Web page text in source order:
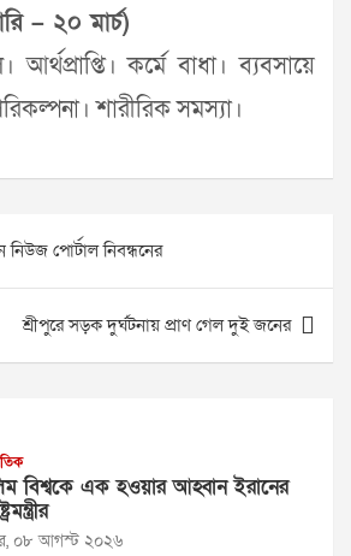
– ২০ মার্চ)
কর্মে বাধা। ব্যবসায়ে
শারীরিক সমস্যা।
পোর্টাল নিবন্ধনের
শ্রীপুরে সড়ক দুর্ঘটনায় প্রাণ গেল দুই জনের
বিশ্বকে এক হওয়ার আহ্বান ইরানের
০৮ আগস্ট ২০২৬